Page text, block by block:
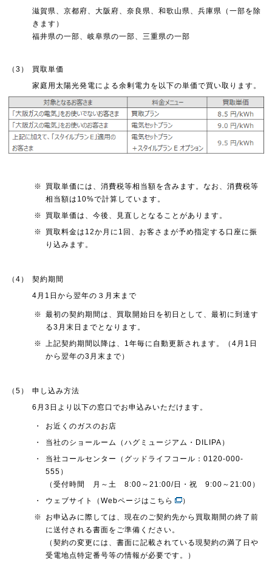
滋賀県、京都府、大阪府、奈良県、和歌山県、兵庫県（一部を除
きます）
福井県の一部、岐阜県の一部、三重県の一部
（3）
買取単価
家庭用太陽光発電による余剰電力を以下の単価で買い取ります。
※
買取単価には、消費税等相当額を含みます。なお、消費税等
相当額は10%で計算しています。
※
買取単価は、今後、見直しとなることがあります。
※
買取料金は12か月に1回、お客さまが予め指定する口座に振
り込みます。
（4）
契約期間
4月1日から翌年の３月末まで
※ 最初の契約期間は、買取開始日を初日として、最初に到達す
る3月末日までとなります。
※ 上記契約期間以降は、1年毎に自動更新されます。（4月1日
から翌年の3月末まで）
（5）
申し込み方法
6月3日より以下の窓口でお申込みいただけます。
・
お近くのガスのお店
・
当社のショールーム（ハグミュージアム・DILIPA）
・
当社コールセンター（グッドライフコール：0120-000-
555）
（受付時間 月～土 8:00～21:00/日・祝 9:00～21:00）
・
ウェブサイト（ Webページはこちら
）
※
お申込みに際しては、現在のご契約先から買取期間の終了前
に送付される書面をご準備ください。
（契約の変更には、書面に記載されている現契約の満了日や
受電地点特定番号等の情報が必要です。）